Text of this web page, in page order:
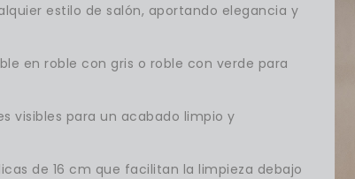
estilo de salón, aportando elegancia y
en roble con gris o roble con verde para
visibles para un acabado limpio y
de 16 cm que facilitan la limpieza debajo